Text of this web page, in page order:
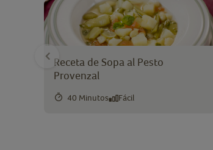
Receta de Sopa al Pesto
Provenzal
40 Minutos Fácil